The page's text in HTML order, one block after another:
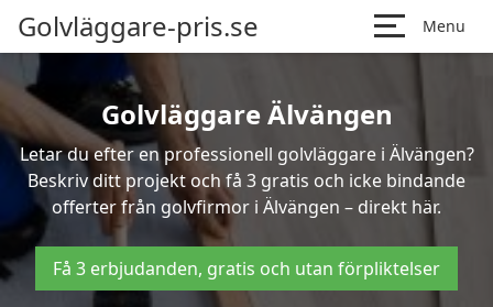
Golvläggare-pris.se Menu
Golvläggare Älvängen
Letar du efter en professionell golvläggare i Älvängen?
Beskriv ditt projekt och få 3 gratis och icke bindande
offerter från golvfirmor i Älvängen – direkt här.
Få 3 erbjudanden, gratis och utan förpliktelser